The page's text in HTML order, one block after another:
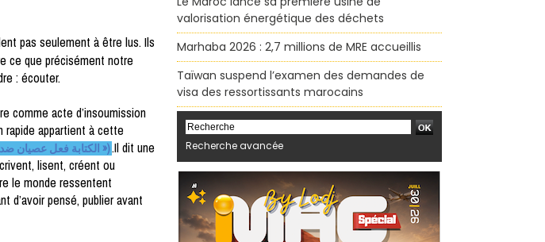
pas seulement à être lus. Ils
ce que précisément notre
: écouter.
comme acte d’insoumission
rapide appartient à cette
(« الكتابة فعل عصيان ضد زمن الاستهلاك السريع »).Il dit une
lisent, créent ou
le monde ressentent
d’avoir pensé, publier avant
valorisation énergétique des déchets
Marhaba 2026 : 2,7 millions de MRE accueillis
Taïwan suspend l’examen des demandes de
visa des ressortissants marocains
Recherche avancée